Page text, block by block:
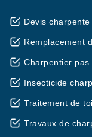
Devis
Remplacement
Charpentier pas
Insecticide
Traitement de
Travaux de